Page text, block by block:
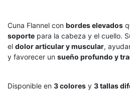
Cuna Flannel con bordes elevados
soporte para la cabeza y el cuello.
el dolor articular y muscular,
y favorecer un sueño profundo y
Disponible en 3 colores y 3 tallas